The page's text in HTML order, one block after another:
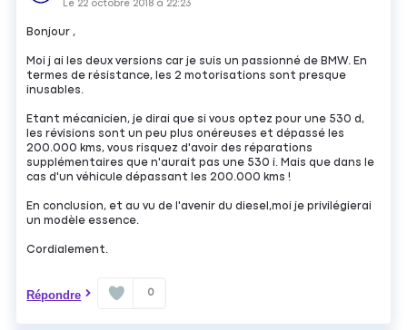
Le 22 octobre 2018 à 22:23
Bonjour ,
Moi j ai les deux versions car je suis un passionné de BMW. En
termes de résistance, les 2 motorisations sont presque
inusables.
Etant mécanicien, je dirai que si vous optez pour une 530 d,
les révisions sont un peu plus onéreuses et dépassé les
200.000 kms, vous risquez d'avoir des réparations
supplémentaires que n'aurait pas une 530 i. Mais que dans le
cas d'un véhicule dépassant les 200.000 kms !
En conclusion, et au vu de l'avenir du diesel,moi je privilégierai
un modèle essence.
Cordialement.
Répondre 0